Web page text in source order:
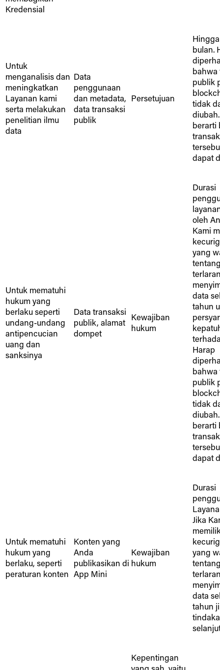
Kredensial
Untuk
menganalisis dan
meningkatkan
Layanan kami
serta melakukan
penelitian ilmu
data
Data
penggunaan
dan metadata,
data transaksi
publik
Persetujuan
bulan.
bahwa
publik
tidak
berarti
dapat
Untuk mematuhi
hukum yang
berlaku seperti
undang-undang
antipencucian
uang dan
sanksinya
Data transaksi
publik, alamat
dompet
Kewajiban
hukum
Durasi
oleh
Kami
yang
data
tahun
Harap
bahwa
publik
tidak
berarti
dapat
Untuk mematuhi
hukum yang
berlaku, seperti
peraturan konten
Konten yang
Anda
publikasikan di
App Mini
Kewajiban
hukum
Durasi
Jika
yang
data
tahun
Kepentingan